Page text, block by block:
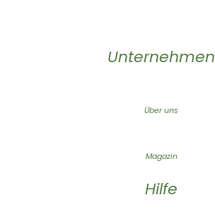
Unternehmen
Über uns
Magazin
Hilfe